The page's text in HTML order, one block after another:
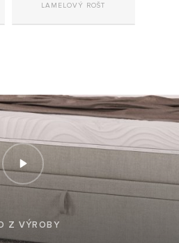
LAMELOVÝ ROŠT
Z VÝROBY